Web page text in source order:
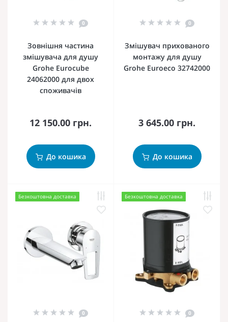
0
Зовнішня частина
змішувача для душу
Grohe Eurocube
24062000 для двох
споживачів
12 150.00 грн.
До кошика
0
Змішувач прихованого
монтажу для душу
Grohe Euroeco 32742000
3 645.00 грн.
До кошика
Безкоштовна доставка
0
Безкоштовна доставка
0